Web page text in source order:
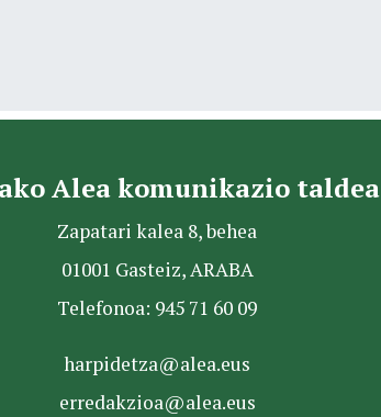
Alea komunikazio taldea
Zapatari kalea 8, behea
01001 Gasteiz, ARABA
Telefonoa: 945 71 60 09
harpidetza@alea.eus
erredakzioa@alea.eus